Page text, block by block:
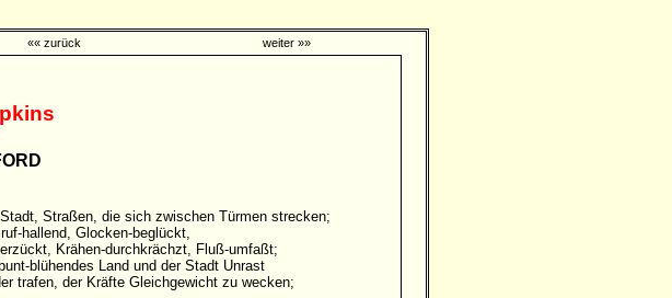
«« zurück weiter »»
Straßen, die sich zwischen Türmen strecken;
hallend, Glocken-beglückt,
Krähen-durchkrächzt, Fluß-umfaßt;
blühendes Land und der Stadt Unrast
trafen, der Kräfte Gleichgewicht zu wecken;